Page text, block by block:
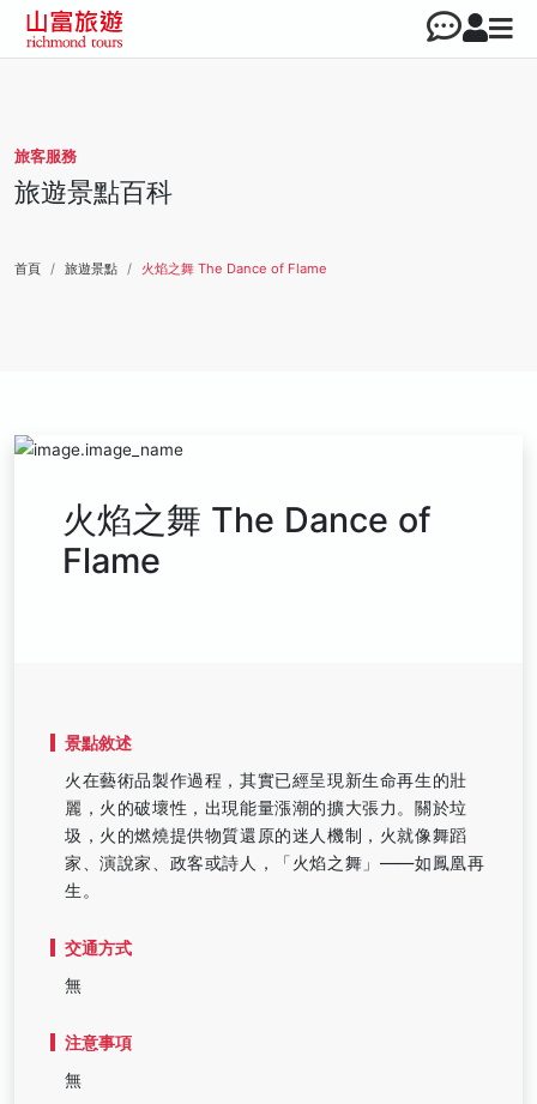
旅客服務
旅遊景點百科
首頁 旅遊景點 火焰之舞 The Dance of Flame
火焰之舞 The Dance of
Flame
景點敘述
火在藝術品製作過程，其實已經呈現新生命再生的壯
麗，火的破壞性，出現能量漲潮的擴大張力。關於垃
圾，火的燃燒提供物質還原的迷人機制，火就像舞蹈
家、演說家、政客或詩人，「火焰之舞」——如鳳凰再
生。
交通方式
無
注意事項
無